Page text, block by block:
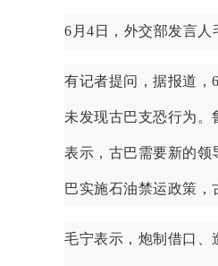
6月4日，外交部发言人
有记者提问，据报道，
未发现古巴支恐行为
表示，古巴需要新的领
巴实施石油禁运政策
毛宁表示，炮制借口、